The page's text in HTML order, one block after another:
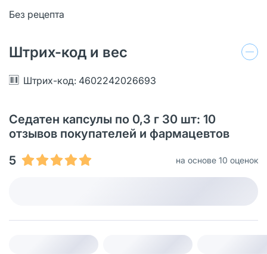
Без рецепта
Штрих-код и вес
Штрих-код: 4602242026693
Седатен капсулы по 0,3 г 30 шт: 10
отзывов покупателей и фармацевтов
5
на основе 10 оценок